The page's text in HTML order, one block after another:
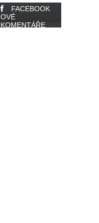
FACEBOOK
OVÉ
KOMENTÁŘE